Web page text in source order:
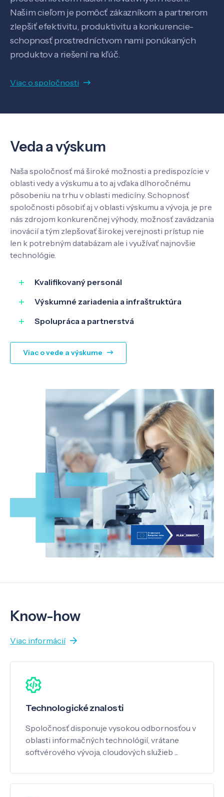
O nás
Kontakt
Našim cieľom je pomôcť zákazníkom a partnerom
zlepšiť efektivitu, produktivitu a konkurencie-
schopnosť prostredníctvom nami ponúkaných
produktov a riešení na kľúč.
Viac o spoločnosti
Veda a výskum
Naša spoločnosť má široké možnosti a predispozície v
oblasti vedy a výskumu a to aj vďaka dlhoročnému
pôsobeniu na trhu v oblasti medicíny. Schopnosť
spoločnosti pôsobiť aj v oblasti výskumu a vývoja, je pre
nás zdrojom konkurenčnej výhody, možnosť zavádzania
inovácií a tým zlepšovať širokej verejnosti prístup nie
len k potrebným databázam ale i využívať najnovšie
technológie.
Kvalifikovaný personál
Výskumné zariadenia a infraštruktúra
Spolupráca a partnerstvá
Viac o vede a výskume
Know-how
Viac informácií
Technologické znalosti
Spoločnosť disponuje vysokou odbornosťou v
oblasti informačných technológií, vrátane
softvérového vývoja, cloudových služieb ...